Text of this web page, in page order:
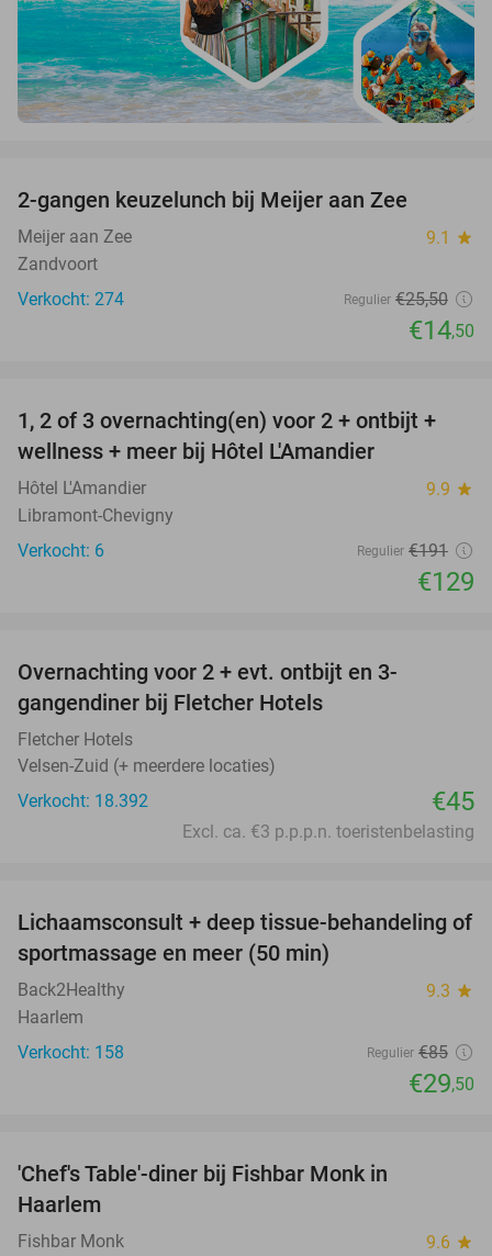
2-gangen keuzelunch bij Meijer aan Zee
Meijer aan Zee 9.1 star
Zandvoort
Verkocht: 274
Regulier €25,50
€14,50
32%
TODAY
1, 2 of 3 overnachting(en) voor 2 + ontbijt +
wellness + meer bij Hôtel L'Amandier
Hôtel L'Amandier 9.9 star
Libramont-Chevigny
Verkocht: 6
Regulier €191
€129
Overnachting voor 2 + evt. ontbijt en 3-
gangendiner bij Fletcher Hotels
Fletcher Hotels
Velsen-Zuid (+ meerdere locaties)
Verkocht: 18.392
€45
Excl. ca. €3 p.p.p.n. toeristenbelasting
65%
Lichaamsconsult + deep tissue-behandeling of
sportmassage en meer (50 min)
Back2Healthy 9.3 star
Haarlem
Verkocht: 158
Regulier €85
€29,50
'Chef's Table'-diner bij Fishbar Monk in
Haarlem
Fishbar Monk 9.6 star